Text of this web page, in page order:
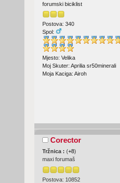
forumski biciklist
Postova: 340
Spol:
Mjesto: Velika
Moj Skuter: Aprilia sr50minerali
Moja Kaciga: Airoh
Corector
Tržnica : (+8)
maxi forumaš
Postova: 10852